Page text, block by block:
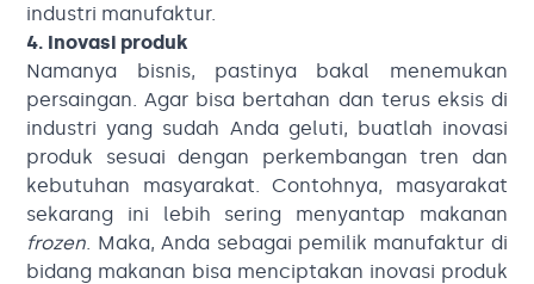
industri manufaktur.
4. Inovasi produk
Namanya bisnis, pastinya bakal menemukan
persaingan. Agar bisa bertahan dan terus eksis di
industri yang sudah Anda geluti, buatlah inovasi
produk sesuai dengan perkembangan tren dan
kebutuhan masyarakat. Contohnya, masyarakat
sekarang ini lebih sering menyantap makanan
frozen . Maka, Anda sebagai pemilik manufaktur di
bidang makanan bisa menciptakan inovasi produk